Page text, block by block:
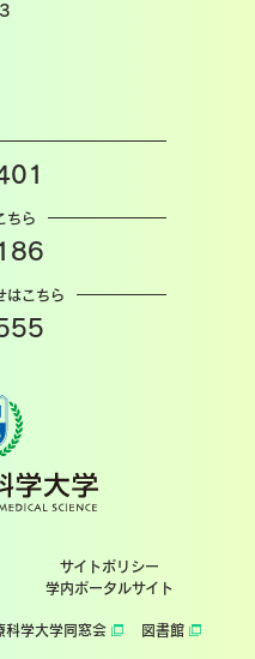
ちら
はこちら
サイトポリシー
学内ポータルサイト
科学大学同窓会 図書館